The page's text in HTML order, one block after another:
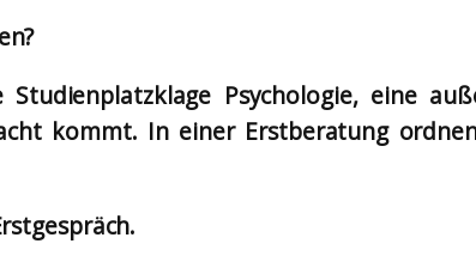
Psychologie, eine
kommt. In einer Erstberatung